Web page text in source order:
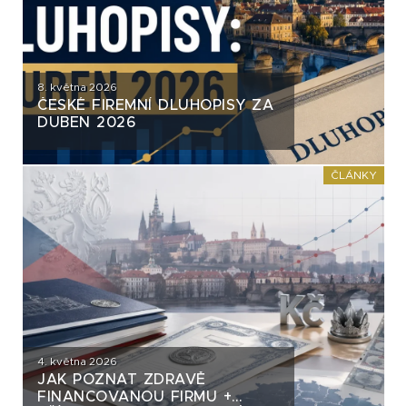
8. května 2026
ČESKÉ FIREMNÍ DLUHOPISY ZA
DUBEN 2026
ČLÁNKY
4. května 2026
JAK POZNAT ZDRAVĚ
FINANCOVANOU FIRMU +